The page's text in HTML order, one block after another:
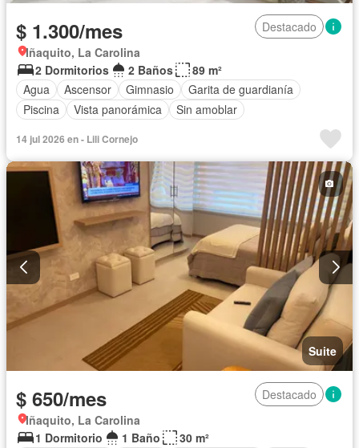
$ 1.300/mes
Destacado
Iñaquito, La Carolina
2 Dormitorios
2 Baños
89 m²
Agua
Ascensor Gimnasio
Garita de guardianía
Piscina
Vista panorámica Sin amoblar
14 jul 2026 en - Lili Cornejo
Suite
$ 650/mes
Destacado
Iñaquito, La Carolina
1 Dormitorio
1 Baño
30 m²